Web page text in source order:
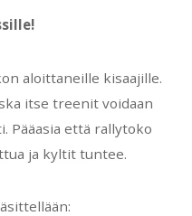
aloittaneille kisaajille.
itse treenit voidaan
Pääasia että rallytoko
ja kyltit tuntee.